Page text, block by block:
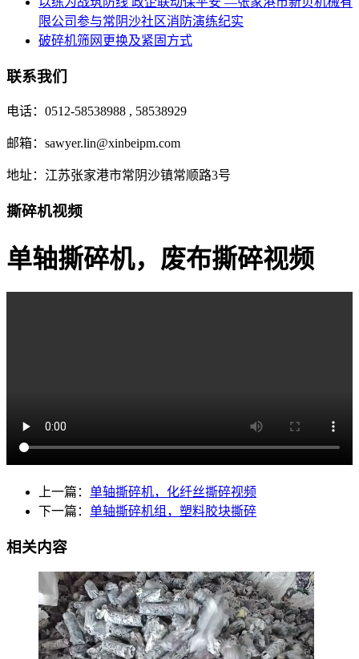
限公司参与常阴沙社区消防演练纪实
破碎机筛网更换及紧固方式
联系我们
电话：0512-58538988 , 58538929
邮箱：sawyer.lin@xinbeipm.com
地址：江苏张家港市常阴沙镇常顺路3号
撕碎机视频
单轴撕碎机，废布撕碎视频
上一篇： 单轴撕碎机，化纤丝撕碎视频
下一篇： 单轴撕碎机组，塑料胶块撕碎
相关内容